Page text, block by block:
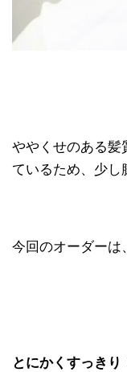
ややくせのある髪
ているため、少し
今回のオーダーは、
とにかくすっきり